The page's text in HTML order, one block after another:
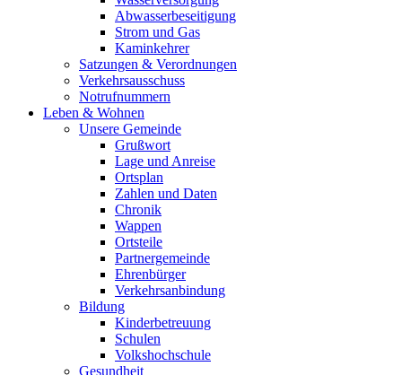
Abwasserbeseitigung
Strom und Gas
Kaminkehrer
Satzungen & Verordnungen
Verkehrsausschuss
Notrufnummern
Leben & Wohnen
Unsere Gemeinde
Grußwort
Lage und Anreise
Ortsplan
Zahlen und Daten
Chronik
Wappen
Ortsteile
Partnergemeinde
Ehrenbürger
Verkehrsanbindung
Bildung
Kinderbetreuung
Schulen
Volkshochschule
Gesundheit